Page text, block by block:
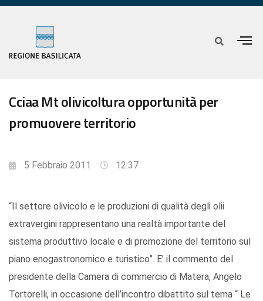
Cciaa Mt olivicoltura opportunità per
promuovere territorio
5 Febbraio 2011 12:37
“Il settore olivicolo e le produzioni di qualità degli olii
extravergini rappresentano una realtà importante del
sistema produttivo locale e di promozione del territorio sul
piano enogastronomico e turistico”. E’ il commento del
presidente della Camera di commercio di Matera, Angelo
Tortorelli, in occasione dell’incontro dibattito sul tema “ Le